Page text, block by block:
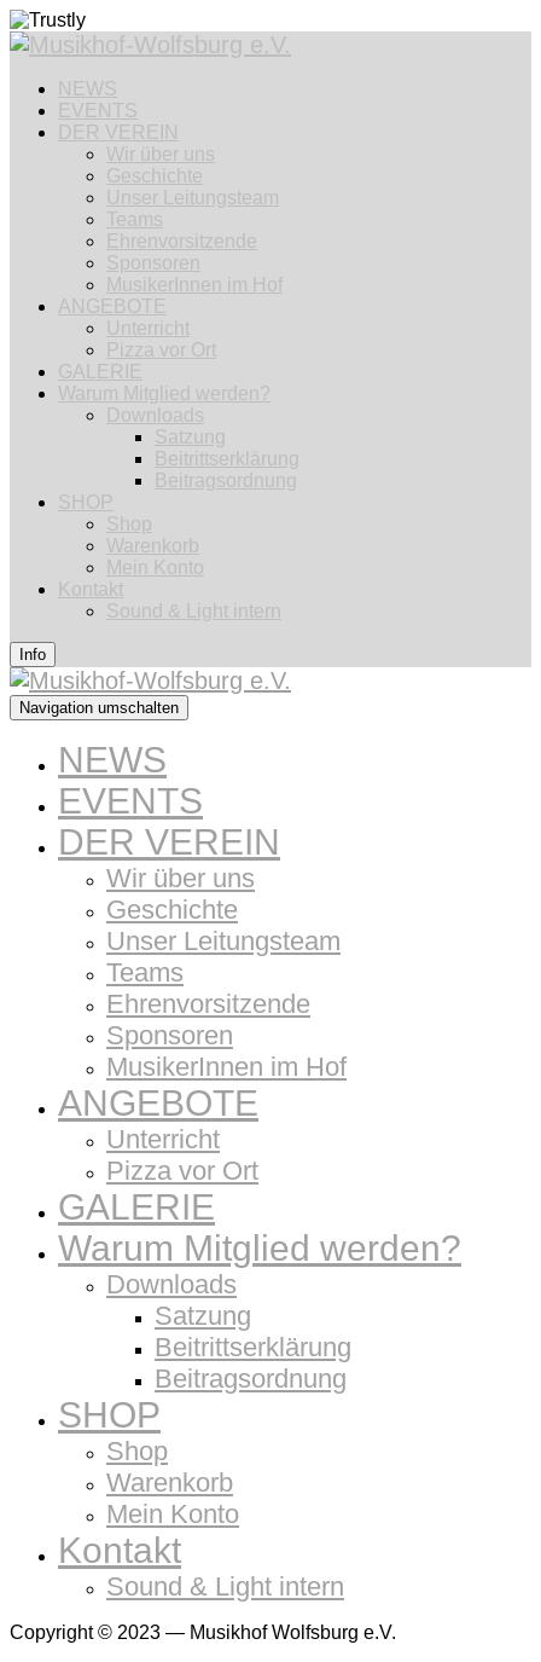
NEWS
EVENTS
DER VEREIN
Wir über uns
Geschichte
Unser Leitungsteam
Teams
Ehrenvorsitzende
Sponsoren
MusikerInnen im Hof
ANGEBOTE
Unterricht
Pizza vor Ort
GALERIE
Warum Mitglied werden?
Downloads
Satzung
Beitrittserklärung
Beitragsordnung
SHOP
Shop
Warenkorb
Mein Konto
Kontakt
Sound & Light intern
Info
Navigation umschalten
NEWS
EVENTS
DER VEREIN
Wir über uns
Geschichte
Unser Leitungsteam
Teams
Ehrenvorsitzende
Sponsoren
MusikerInnen im Hof
ANGEBOTE
Unterricht
Pizza vor Ort
GALERIE
Warum Mitglied werden?
Downloads
Satzung
Beitrittserklärung
Beitragsordnung
SHOP
Shop
Warenkorb
Mein Konto
Kontakt
Sound & Light intern
Copyright © 2023 — Musikhof Wolfsburg e.V.